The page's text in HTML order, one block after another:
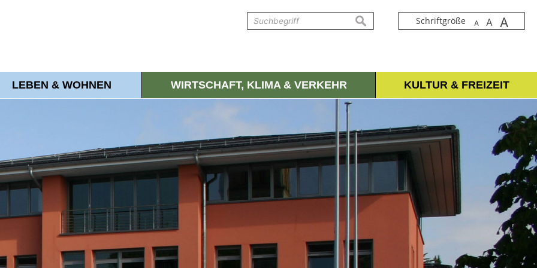
Schriftgröße A A A
suchen
LEBEN & WOHNEN WIRTSCHAFT, KLIMA & VERKEHR KULTUR & FREIZEIT